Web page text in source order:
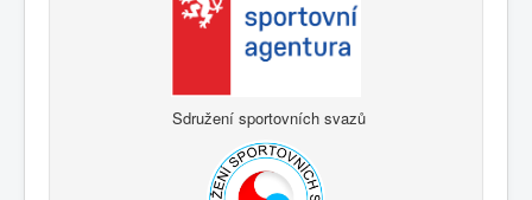
Sdružení sportovních svazů